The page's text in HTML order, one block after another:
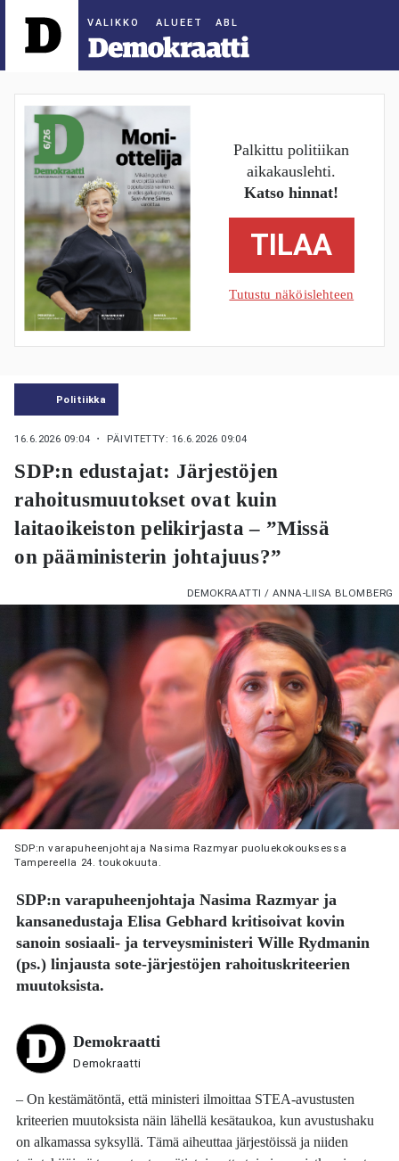
ALUEET
Palkittu politiikan
aikakauslehti.
Katso hinnat!
TILAA
Tutustu näköislehteen
Politiikka
16.6.2026 09:04 ・ PÄIVITETTY: 16.6.2026 09:04
SDP:n edustajat: Järjestöjen
rahoitusmuutokset ovat kuin
laitaoikeiston pelikirjasta – ”Missä
on pääministerin johtajuus?”
DEMOKRAATTI / ANNA-LIISA BLOMBERG
SDP:n varapuheenjohtaja Nasima Razmyar puoluekokouksessa
Tampereella 24. toukokuuta.
SDP:n varapuheenjohtajaNasima Razmyar ja
kansanedustajaElisa Gebhard kritisoivat kovin
sanoin sosiaali- ja terveysministeriWille Rydmanin
(ps.) linjausta sote-järjestöjen rahoituskriteerien
muutoksista.
Demokraatti
Demokraatti
– On kestämätöntä, että ministeri ilmoittaa STEA-avustusten
kriteerien muutoksista näin lähellä kesätaukoa, kun avustushaku
on alkamassa syksyllä. Tämä aiheuttaa järjestöissä ja niiden